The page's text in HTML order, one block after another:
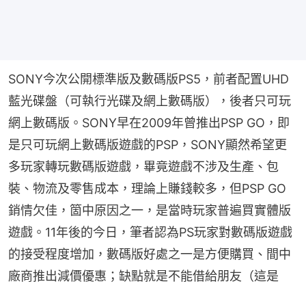
SONY今次公開標準版及數碼版PS5，前者配置UHD
藍光碟盤（可執行光碟及網上數碼版），後者只可玩
網上數碼版。SONY早在2009年曾推出PSP GO，即
是只可玩網上數碼版遊戲的PSP，SONY顯然希望更
多玩家轉玩數碼版遊戲，畢竟遊戲不涉及生產、包
裝、物流及零售成本，理論上賺錢較多，但PSP GO
銷情欠佳，箇中原因之一，是當時玩家普遍買實體版
遊戲。11年後的今日，筆者認為PS玩家對數碼版遊戲
的接受程度增加，數碼版好處之一是方便購買、間中
廠商推出減價優惠；缺點就是不能借給朋友（這是